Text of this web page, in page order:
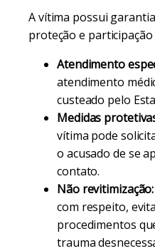
A vítima possui
proteção e
Atendimento
atendimento
custeado pelo
Medidas
vítima pode
o acusado de se
contato.
Não revitimização:
com respeito,
procedimentos
trauma